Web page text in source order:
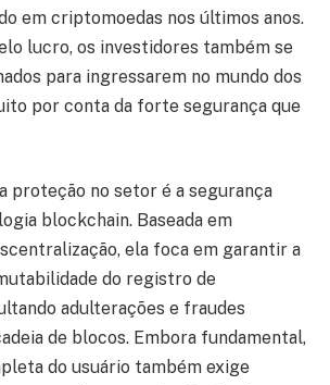
em criptomoedas nos últimos anos.
lucro, os investidores também se
para ingressarem no mundo dos
por conta da forte segurança que
proteção no setor é a segurança
blockchain. Baseada em
ela foca em garantir a
do registro de
adulterações e fraudes
de blocos. Embora fundamental,
do usuário também exige